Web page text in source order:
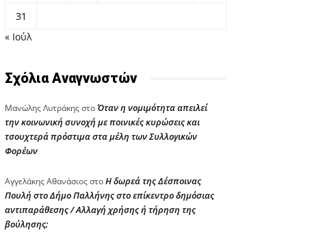
31
« Ιούλ
Σχόλια Αναγνωστών
Μανώλης ΛυτράκηςστοΌταν η νομιμότητα απειλεί
την κοινωνική συνοχή με ποινικές κυρώσεις και
τσουχτερά πρόστιμα στα μέλη των Συλλογικών
Φορέων
Αγγελάκης ΑθανάσιοςστοΗ δωρεά της Δέσποινας
Πουλή στο Δήμο Παλλήνης στο επίκεντρο δημόσιας
αντιπαράθεσης / Αλλαγή χρήσης ή τήρηση της
βούλησης;